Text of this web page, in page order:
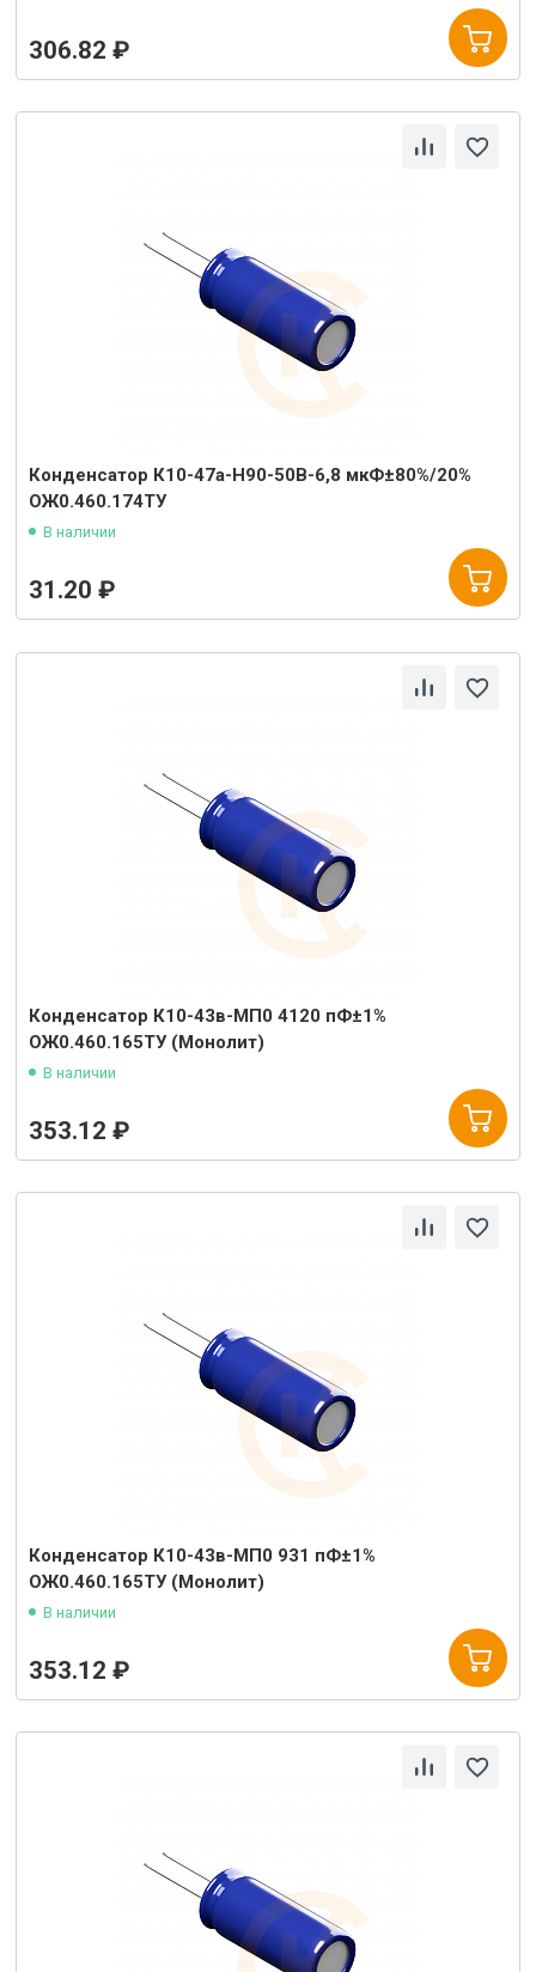
306.82 ₽
Конденсатор К10-47а-Н90-50В-6,8 мкФ±80%/20%
ОЖ0.460.174ТУ
В наличии
31.20 ₽
Конденсатор К10-43в-МП0 4120 пФ±1%
ОЖ0.460.165ТУ (Монолит)
В наличии
353.12 ₽
Конденсатор К10-43в-МП0 931 пФ±1%
ОЖ0.460.165ТУ (Монолит)
В наличии
353.12 ₽